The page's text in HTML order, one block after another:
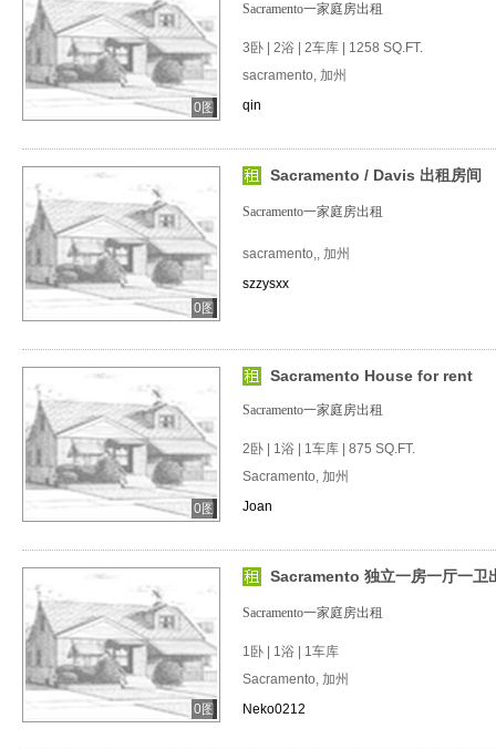
0图
Sacramento一家庭房出租
3卧 | 2浴 | 2车库 | 1258 SQ.FT.
sacramento, 加州
qin
0图
Sacramento / Davis 出租房间
Sacramento一家庭房出租
sacramento,, 加州
szzysxx
0图
Sacramento House for rent
Sacramento一家庭房出租
2卧 | 1浴 | 1车库 | 875 SQ.FT.
Sacramento, 加州
Joan
0图
Sacramento 独立一房一厅一卫
Sacramento一家庭房出租
1卧 | 1浴 | 1车库
Sacramento, 加州
Neko0212